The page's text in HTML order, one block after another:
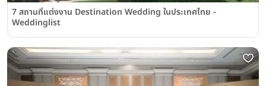
7 สถานที่แต่งงาน Destination Wedding ในประเทศไทย -
Weddinglist